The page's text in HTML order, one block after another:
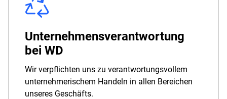
Unternehmensverantwortung
bei WD
Wir verpflichten uns zu verantwortungsvollem
unternehmerischem Handeln in allen Bereichen
unseres Geschäfts.